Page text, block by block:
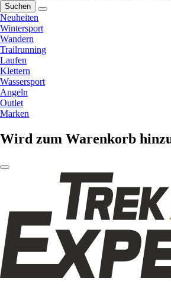
Suchen
Neuheiten
Wintersport
Wandern
Trailrunning
Laufen
Klettern
Wassersport
Angeln
Outlet
Marken
Wird zum Warenkorb